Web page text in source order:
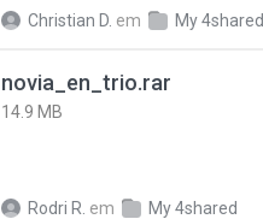
Christian D. em My 4shared
novia_en_trio.rar
14.9 MB
Rodri R. em My 4shared